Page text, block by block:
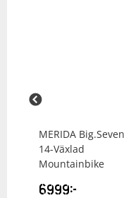
MERIDA
14-Växlad
Mountainbike
6999kr